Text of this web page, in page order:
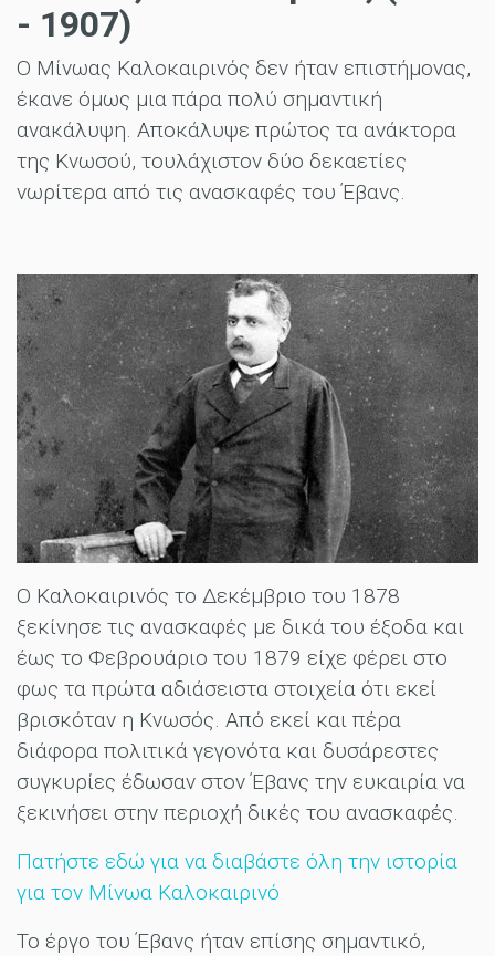
- 1907)
Ο Μίνωας Καλοκαιρινός δεν ήταν επιστήμονας,
έκανε όμως μια πάρα πολύ σημαντική
ανακάλυψη. Αποκάλυψε πρώτος τα ανάκτορα
της Κνωσού, τουλάχιστον δύο δεκαετίες
νωρίτερα από τις ανασκαφές του Έβανς.
Ο Καλοκαιρινός το Δεκέμβριο του 1878
ξεκίνησε τις ανασκαφές με δικά του έξοδα και
έως το Φεβρουάριο του 1879 είχε φέρει στο
φως τα πρώτα αδιάσειστα στοιχεία ότι εκεί
βρισκόταν η Κνωσός. Από εκεί και πέρα
διάφορα πολιτικά γεγονότα και δυσάρεστες
συγκυρίες έδωσαν στον Έβανς την ευκαιρία να
ξεκινήσει στην περιοχή δικές του ανασκαφές.
Πατήστε εδώ για να διαβάστε όλη την ιστορία
για τον Μίνωα Καλοκαιρινό
Το έργο του Έβανς ήταν επίσης σημαντικό,